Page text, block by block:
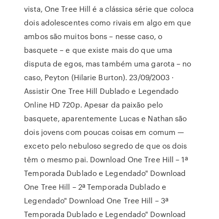
vista, One Tree Hill é a clássica série que coloca
dois adolescentes como rivais em algo em que
ambos são muitos bons – nesse caso, o
basquete – e que existe mais do que uma
disputa de egos, mas também uma garota – no
caso, Peyton (Hilarie Burton). 23/09/2003 ·
Assistir One Tree Hill Dublado e Legendado
Online HD 720p. Apesar da paixão pelo
basquete, aparentemente Lucas e Nathan são
dois jovens com poucas coisas em comum —
exceto pelo nebuloso segredo de que os dois
têm o mesmo pai. Download One Tree Hill – 1ª
Temporada Dublado e Legendado" Download
One Tree Hill – 2ª Temporada Dublado e
Legendado" Download One Tree Hill – 3ª
Temporada Dublado e Legendado" Download